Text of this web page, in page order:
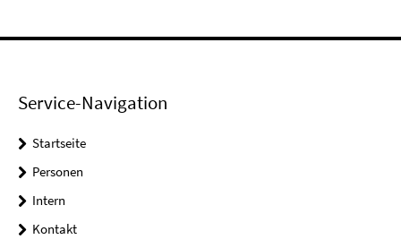
Service-Navigation
Startseite
Personen
Intern
Kontakt